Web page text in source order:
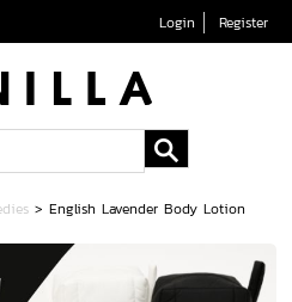
Login Register
>English Lavender Body Lotion